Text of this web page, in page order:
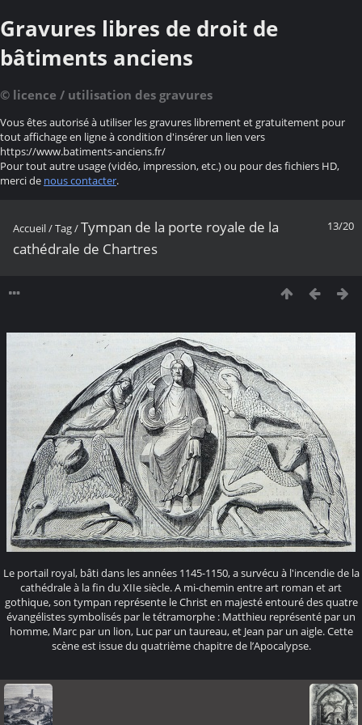
Gravures libres de droit de
bâtiments anciens
© licence / utilisation des gravures
Vous êtes autorisé à utiliser les gravures librement et gratuitement pour
tout affichage en ligne à condition d'insérer un lien vers
https://www.batiments-anciens.fr/
Pour tout autre usage (vidéo, impression, etc.) ou pour des fichiers HD,
merci de nous contacter.
13/20
Accueil/Tag/Tympan de la porte royale de la
cathédrale de Chartres
Le portail royal, bâti dans les années 1145-1150, a survécu à l'incendie de la
cathédrale à la fin du XIIe siècle. A mi-chemin entre art roman et art
gothique, son tympan représente le Christ en majesté entouré des quatre
évangélistes symbolisés par le tétramorphe : Matthieu représenté par un
homme, Marc par un lion, Luc par un taureau, et Jean par un aigle. Cette
scène est issue du quatrième chapitre de l’Apocalypse.